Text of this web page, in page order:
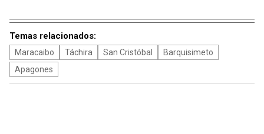
Temas relacionados:
Maracaibo Táchira San Cristóbal
Barquisimeto
Apagones